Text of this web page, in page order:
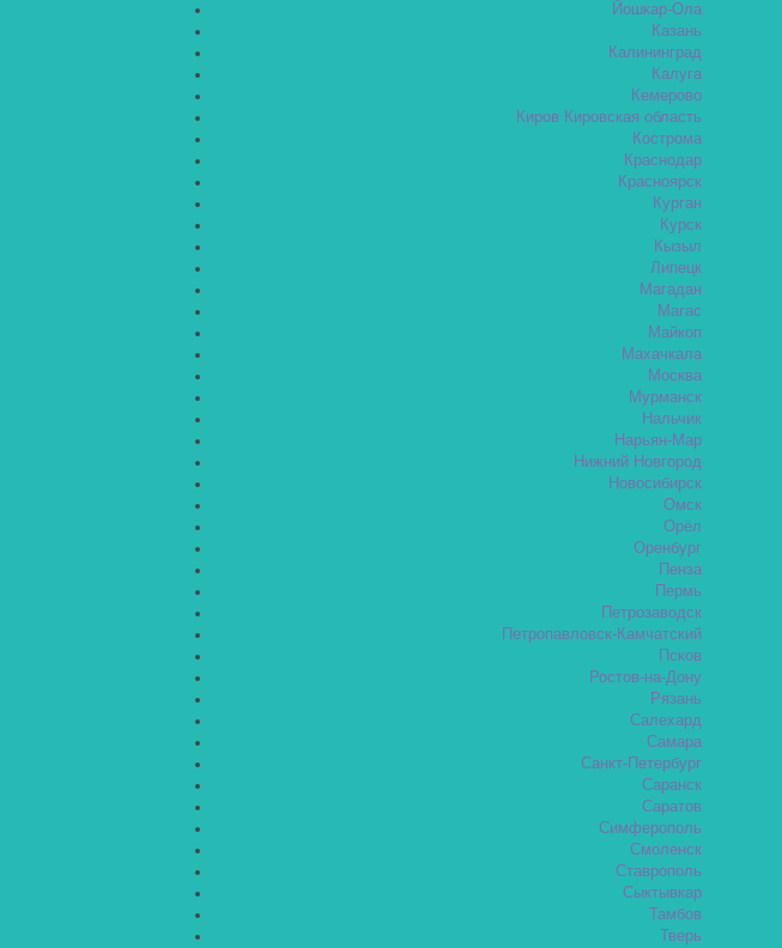
Йошкар-Ола
Казань
Калининград
Калуга
Кемерово
Киров Кировская область
Кострома
Краснодар
Красноярск
Курган
Курск
Кызыл
Липецк
Магадан
Магас
Майкоп
Махачкала
Москва
Мурманск
Нальчик
Нарьян-Мар
Нижний Новгород
Новосибирск
Омск
Орёл
Оренбург
Пенза
Пермь
Петрозаводск
Петропавловск-Камчатский
Псков
Ростов-на-Дону
Рязань
Салехард
Самара
Санкт-Петербург
Саранск
Саратов
Симферополь
Смоленск
Ставрополь
Сыктывкар
Тамбов
Тверь